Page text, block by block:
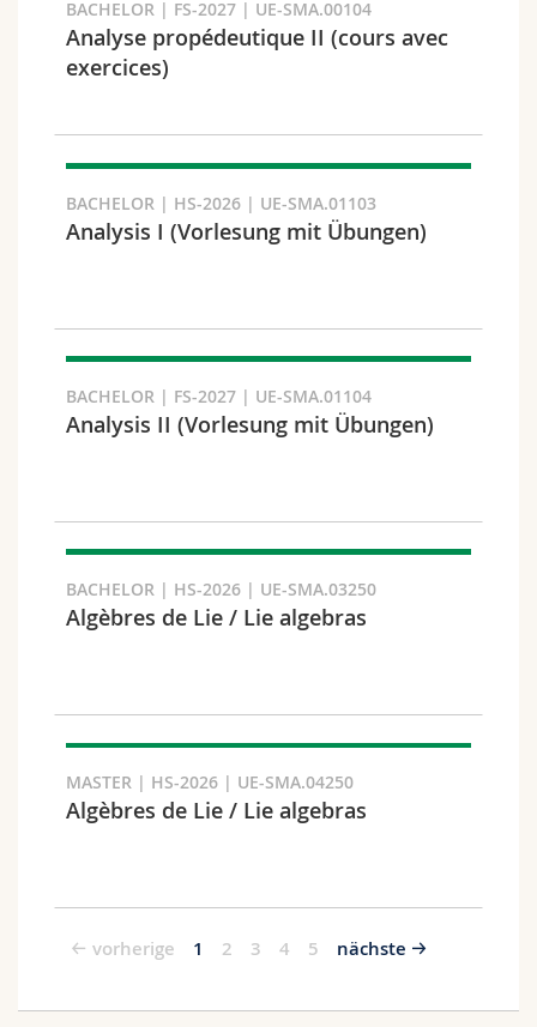
Link kopieren
BACHELOR | FS-2027 | UE-SMA.00104
Analyse propédeutique II (cours avec
exercices)
BACHELOR | HS-2026 | UE-SMA.01103
Analysis I (Vorlesung mit Übungen)
BACHELOR | FS-2027 | UE-SMA.01104
Analysis II (Vorlesung mit Übungen)
BACHELOR | HS-2026 | UE-SMA.03250
Algèbres de Lie / Lie algebras
MASTER | HS-2026 | UE-SMA.04250
Algèbres de Lie / Lie algebras
vorherige 1 2 3 4 5 nächste